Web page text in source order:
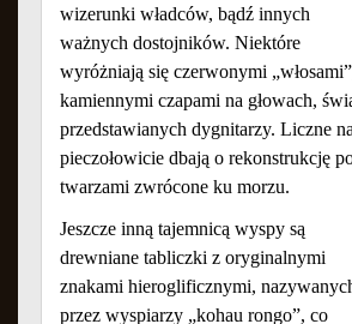
wizerunki władców, bądź innych
ważnych dostojników. Niektóre
wyróżniają się czerwonymi
kamiennymi czapami na głowach,
przedstawianych dygnitarzy. Liczne
pieczołowicie dbają o rekonstrukcję
twarzami zwrócone ku morzu.
Jeszcze inną tajemnicą wyspy są
drewniane tabliczki z oryginalnymi
znakami hieroglificznymi,
przez wyspiarzy „kohau rongo”, co